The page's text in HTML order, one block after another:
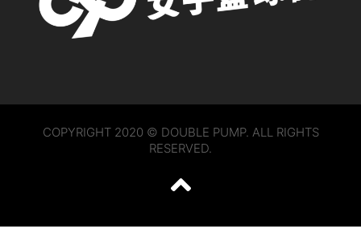
COPYRIGHT 2020 © DOUBLE PUMP. ALL RIGHTS
RESERVED.